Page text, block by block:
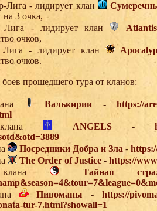
Лига - лидирует клан
на 3 очка,
Лига - лидирует клан
Atlantis
очков,
Лига - лидирует клан
очков.
прошедшего тура от кланов:
Валькирии -https://
ANGELS-
Посредники Добра и Зла -
The Order of Justice - https://
Тайная
Пивоманы -https://
tur-7.html?showall=1